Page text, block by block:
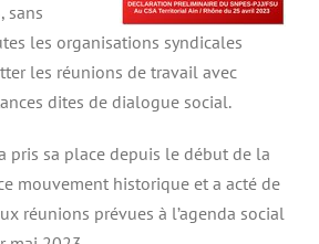
sans
les organisations syndicales
les réunions de travail avec
dites de dialogue social.
a pris sa place depuis le début de la
mouvement historique et a acté de
réunions prévues à l’agenda social